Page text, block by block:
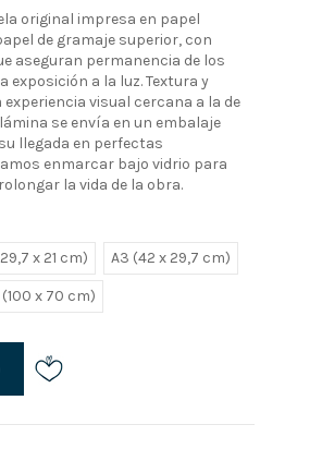
original impresa en papel
de gramaje superior, con
aseguran permanencia de los
exposición a la luz. Textura y
visual cercana a la de
se envía en un embalaje
llegada en perfectas
enmarcar bajo vidrio para
la vida de la obra.
x 21 cm) A3 (42 x 29,7 cm)